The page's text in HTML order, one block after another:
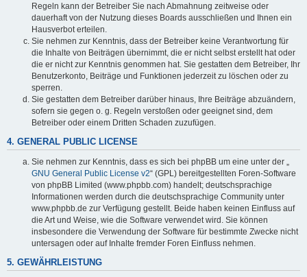
Regeln kann der Betreiber Sie nach Abmahnung zeitweise oder
dauerhaft von der Nutzung dieses Boards ausschließen und Ihnen ein
Hausverbot erteilen.
Sie nehmen zur Kenntnis, dass der Betreiber keine Verantwortung für
die Inhalte von Beiträgen übernimmt, die er nicht selbst erstellt hat oder
die er nicht zur Kenntnis genommen hat. Sie gestatten dem Betreiber, Ihr
Benutzerkonto, Beiträge und Funktionen jederzeit zu löschen oder zu
sperren.
Sie gestatten dem Betreiber darüber hinaus, Ihre Beiträge abzuändern,
sofern sie gegen o. g. Regeln verstoßen oder geeignet sind, dem
Betreiber oder einem Dritten Schaden zuzufügen.
4. GENERAL PUBLIC LICENSE
Sie nehmen zur Kenntnis, dass es sich bei phpBB um eine unter der „
GNU General Public License v2“ (GPL) bereitgestellten Foren-Software
von phpBB Limited (www.phpbb.com) handelt; deutschsprachige
Informationen werden durch die deutschsprachige Community unter
www.phpbb.de zur Verfügung gestellt. Beide haben keinen Einfluss auf
die Art und Weise, wie die Software verwendet wird. Sie können
insbesondere die Verwendung der Software für bestimmte Zwecke nicht
untersagen oder auf Inhalte fremder Foren Einfluss nehmen.
5. GEWÄHRLEISTUNG